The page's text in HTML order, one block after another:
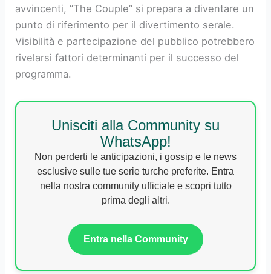
avvincenti, “The Couple” si prepara a diventare un
punto di riferimento per il divertimento serale.
Visibilità e partecipazione del pubblico potrebbero
rivelarsi fattori determinanti per il successo del
programma.
Unisciti alla Community su
WhatsApp!
Non perderti le anticipazioni, i gossip e le news
esclusive sulle tue serie turche preferite. Entra
nella nostra community ufficiale e scopri tutto
prima degli altri.
Entra nella Community